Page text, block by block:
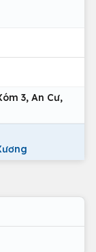
3, An Cư,